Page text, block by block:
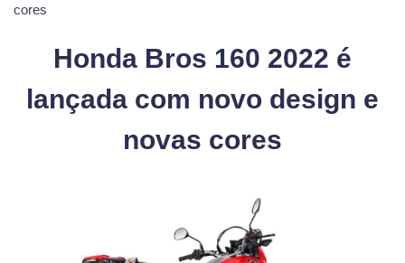
Honda Bros 160 2022 é
lançada com novo design e
novas cores